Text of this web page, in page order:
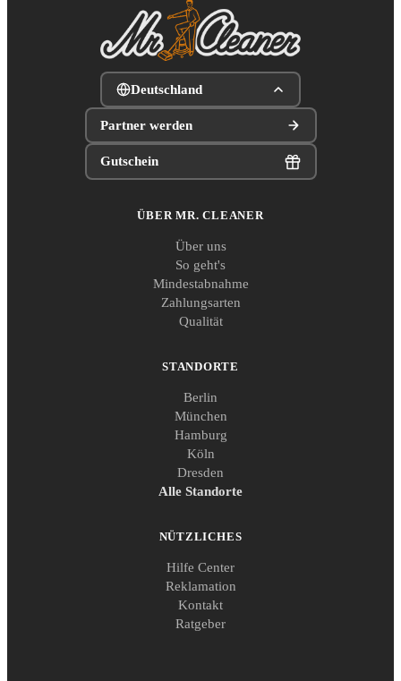
Deutschland
Partner werden
Gutschein
ÜBER MR. CLEANER
Über uns
So geht's
Mindestabnahme
Zahlungsarten
Qualität
STANDORTE
Berlin
München
Hamburg
Köln
Dresden
Alle Standorte
NÜTZLICHES
Hilfe Center
Reklamation
Kontakt
Ratgeber